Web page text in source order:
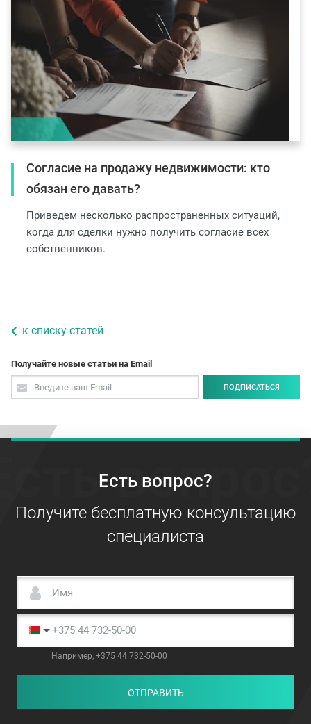
Согласие на продажу недвижимости: кто
обязан его давать?
Приведем несколько распространенных ситуаций,
когда для сделки нужно получить согласие всех
собственников.
к списку статей
Получайте новые статьи на Email
ПОДПИСАТЬСЯ
Есть вопрос?
Получите бесплатную консультацию
специалиста
Например, +375 44 732-50-00
ОТПРАВИТЬ